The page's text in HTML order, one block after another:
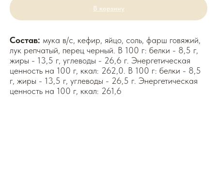
В корзину
Состав: мука в/с, кефир, яйцо, соль, фарш говяжий,
лук репчатый, перец черный. В 100 г: белки - 8,5 г,
жиры - 13,5 г, углеводы - 26,6 г. Энергетическая
ценность на 100 г, ккал: 262,0. В 100 г: белки - 8,5
г, жиры - 13,5 г, углеводы - 26,5 г. Энергетическая
ценность на 100 г, ккал: 261,6